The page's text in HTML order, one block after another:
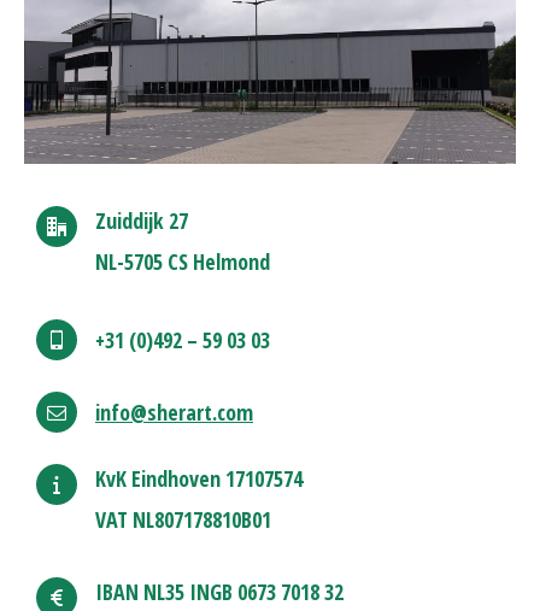
Zuiddijk 27
NL-5705 CS Helmond
+31 (0)492 – 59 03 03
info@sherart.com
KvK Eindhoven 17107574
VAT NL807178810B01
IBAN NL35 INGB 0673 7018 32